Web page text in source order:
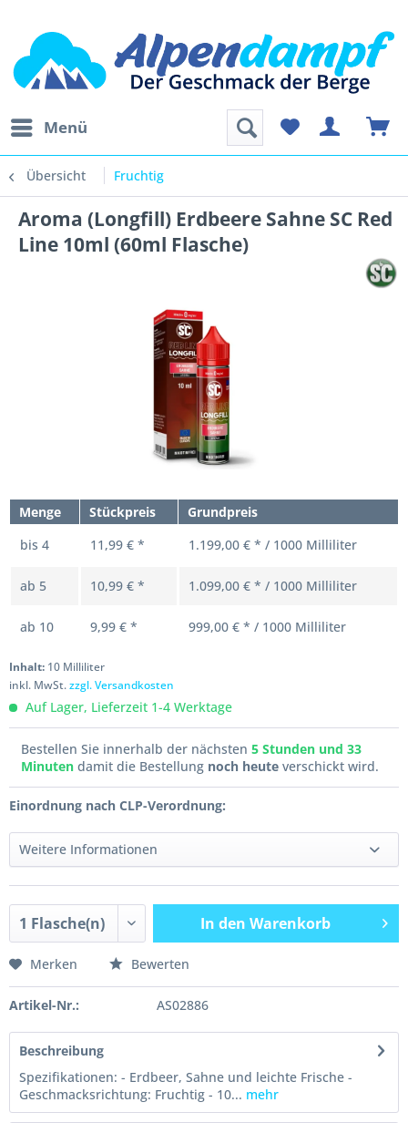
Menü
Übersicht Fruchtig
Aroma (Longfill) Erdbeere Sahne SC Red
Line 10ml (60ml Flasche)
Menge Stückpreis
Grundpreis
bis 4 11,99 € * 1.199,00 € * / 1000 Milliliter
ab 5 10,99 € * 1.099,00 € * / 1000 Milliliter
ab 10 9,99 € * 999,00 € * / 1000 Milliliter
Inhalt: 10 Milliliter
inkl. MwSt.zzgl. Versandkosten
Auf Lager, Lieferzeit 1-4 Werktage
Bestellen Sie innerhalb der nächsten 5 Stunden und 33
Minuten damit die Bestellung noch heute verschickt wird.
Einordnung nach CLP-Verordnung:
Weitere Informationen
In den Warenkorb
Merken Bewerten
Artikel-Nr.: AS02886
Beschreibung
Spezifikationen: - Erdbeer, Sahne und leichte Frische -
Geschmacksrichtung: Fruchtig - 10... mehr